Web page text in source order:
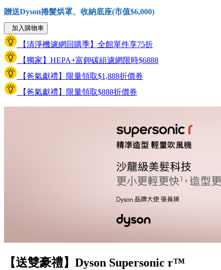
贈送Dyson捲髮烘罩、收納底座(市值$6,000)
加入購物車
【清淨機濾網回購季】全館單件享75折
【獨家】HEPA+富鉀碳組濾網限時$6888
【爸氣獻禮】限量領取$1,888折價券
【爸氣獻禮】限量領取$888折價券
【送雙豪禮】Dyson Supersonic r™